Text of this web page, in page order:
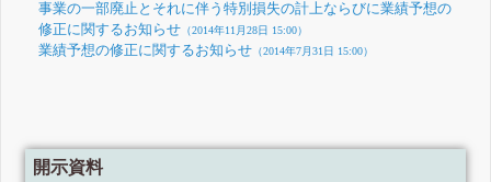
事業の一部廃止とそれに伴う特別損失の計上ならびに業績予想の
修正に関するお知らせ（2014年11月28日 15:00）
業績予想の修正に関するお知らせ（2014年7月31日 15:00）
開示資料